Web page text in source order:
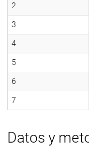
2
3
4
5
6
7
Datos y